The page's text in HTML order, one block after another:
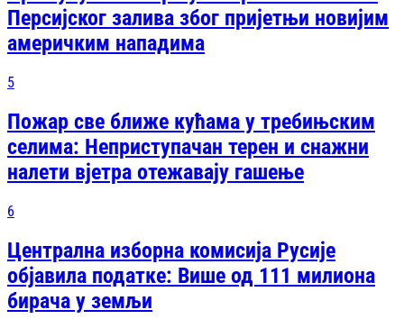
Персијског залива због пријетњи новијим
америчким нападима
5
Пожар све ближе кућама у требињским
селима: Неприступачан терен и снажни
налети вјетра отежавају гашење
6
Централна изборна комисија Русије
објавила податке: Више од 111 милиона
бирача у земљи